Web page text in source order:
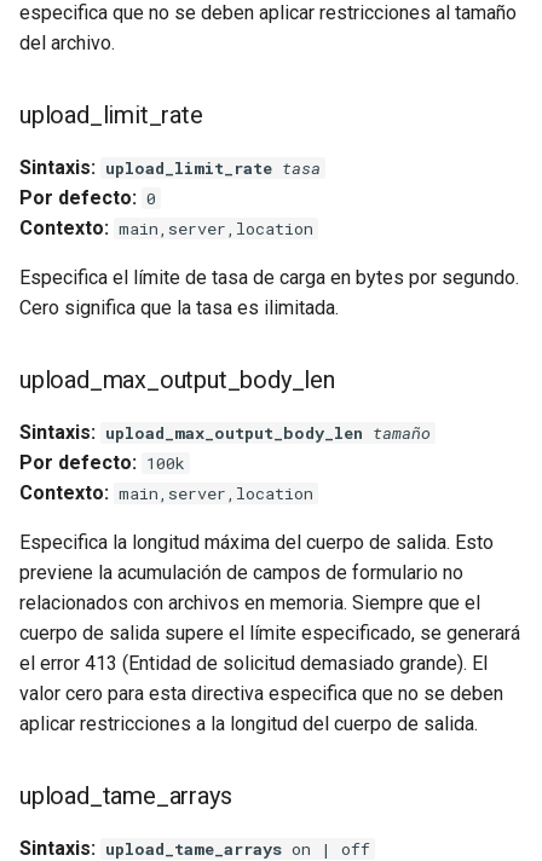
especifica que no se deben aplicar restricciones al tamaño
del archivo.
upload_limit_rate
Sintaxis: upload_limit_rate tasa
Por defecto: 0
Contexto: main,server,location
Especifica el límite de tasa de carga en bytes por segundo.
Cero significa que la tasa es ilimitada.
upload_max_output_body_len
Sintaxis: upload_max_output_body_len tamaño
Por defecto: 100k
Contexto: main,server,location
Especifica la longitud máxima del cuerpo de salida. Esto
previene la acumulación de campos de formulario no
relacionados con archivos en memoria. Siempre que el
cuerpo de salida supere el límite especificado, se generará
el error 413 (Entidad de solicitud demasiado grande). El
valor cero para esta directiva especifica que no se deben
aplicar restricciones a la longitud del cuerpo de salida.
upload_tame_arrays
Sintaxis: upload_tame_arrays on | off